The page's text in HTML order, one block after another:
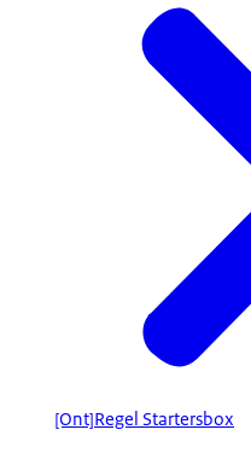
[Ont]Regel Startersbox